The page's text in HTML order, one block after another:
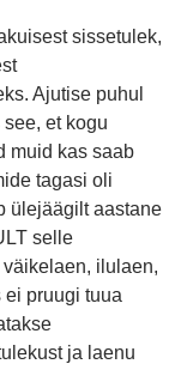
sissetulek,
Ajutise puhul
et kogu
muid kas saab
tagasi oli
ülejäägilt aastane
selle
ilulaen,
pruugi tuua
ja laenu